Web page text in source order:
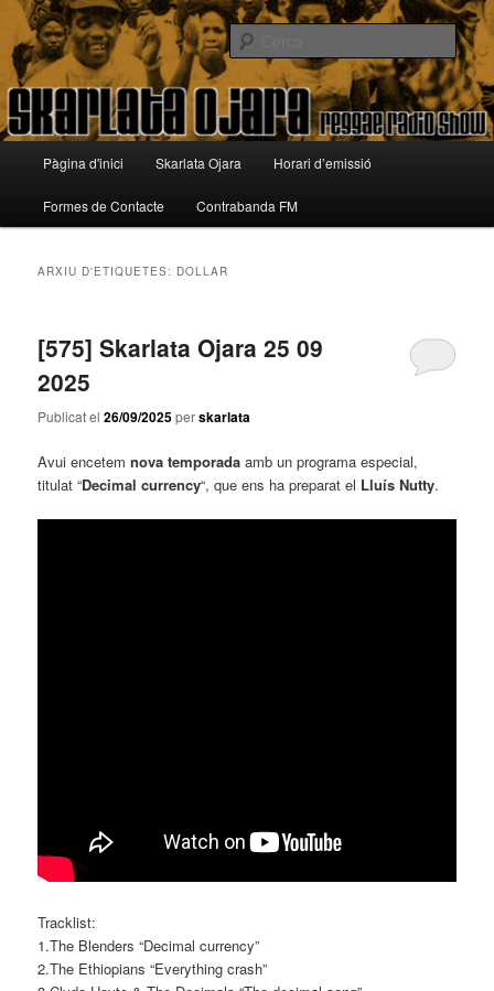
Aneu
contingut
principal
Aneu
contingut
secundariSkarlata Ojara
Reggae Radio Show
Cerca
principal
Pàgina d'inici Skarlata Ojara Horari d’emissió
Formes de Contacte Contrabanda FM
ARXIU D'ETIQUETES: DOLLAR
[575] Skarlata Ojara 25 09
2025
Publicat el26/09/2025perskarlata
Avui encetemnova temporada amb un programa especial,
titulat “Decimal currency“, que ens ha preparat el Lluís Nutty.
Tracklist:
1.The Blenders “Decimal currency”
2.The Ethiopians “Everything crash”